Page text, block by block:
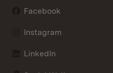
Facebook
Instagram
LinkedIn